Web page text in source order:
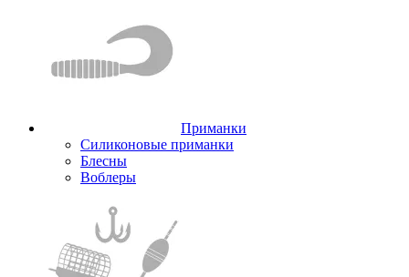
Приманки
Силиконовые приманки
Блесны
Воблеры